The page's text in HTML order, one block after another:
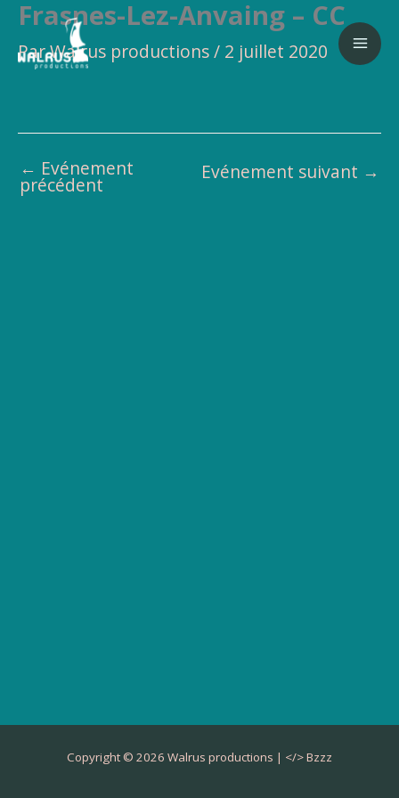
Aller
contenu
Frasnes-Lez-Anvaing – CC
ParWalrus productions/ 2 juillet 2020
← Evénement
précédent
Evénement suivant →
Copyright © 2026 Walrus productions | </>Bzzz